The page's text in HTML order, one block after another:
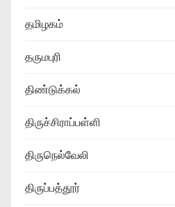
தமிழகம்
தருமபுரி
திண்டுக்கல்
திருச்சிராப்பள்ளி
திருநெல்வேலி
திருப்பத்தூர்